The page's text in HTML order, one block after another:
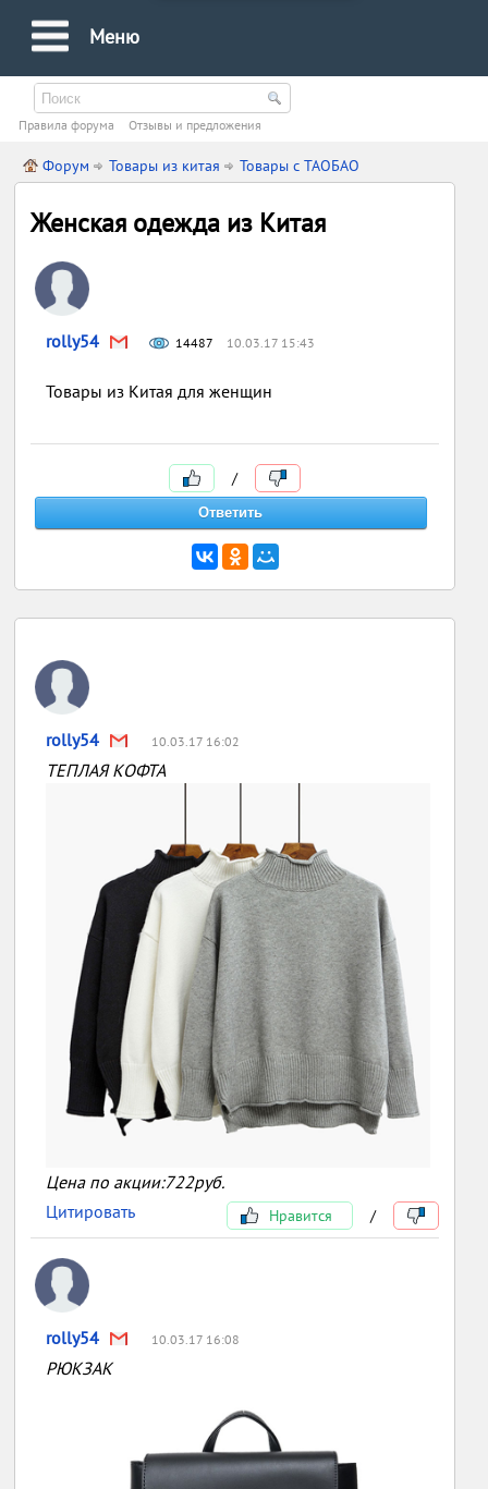
Меню
Правила форума Oтзывы и предложения
Форум Товары из китая Товары с ТАОБАО
Женская одежда из Китая
rolly54 14487 10.03.17 15:43
Товары из Китая для женщин
/
rolly54 10.03.17 16:02
ТЕПЛАЯ КОФТА
Цена по акции:722руб.
Цитировать
Нравится /
rolly54 10.03.17 16:08
РЮКЗАК